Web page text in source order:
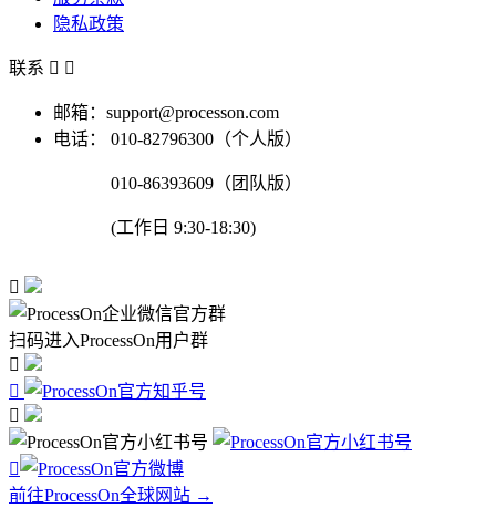
隐私政策
联系  
邮箱：support@processon.com
电话：
010-82796300（个人版）
010-86393609（团队版）
(工作日 9:30-18:30)

扫码进入ProcessOn用户群




前往ProcessOn全球网站 →